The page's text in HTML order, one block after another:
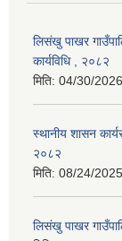
लिसंखु पाखर
कार्यविधि , २०८२
मिति: 04/30/
स्थानीय शासन
२०८२
मिति: 08/24/
लिसंखु पाखर